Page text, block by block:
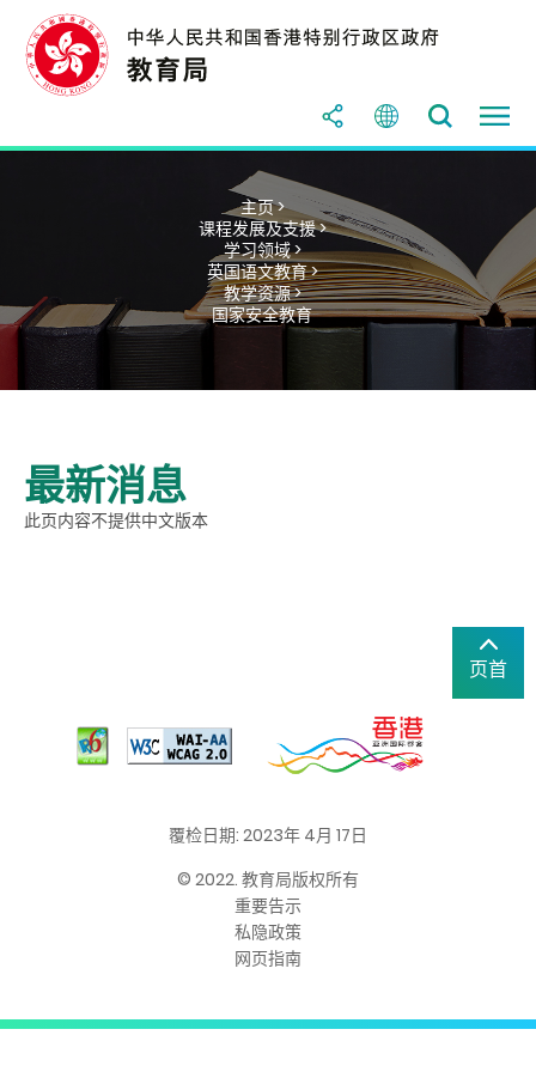
主页 >
课程发展及支援 >
学习领域 >
英国语文教育 >
教学资源 >
国家安全教育
最新消息
此页内容不提供中文版本
页首
覆检日期: 2023年 4月 17日
© 2022. 教育局版权所有
重要告示
私隐政策
网页指南